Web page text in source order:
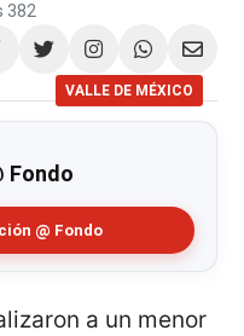
382
VALLE DE MÉXICO
Fondo
@ Fondo
a un menor